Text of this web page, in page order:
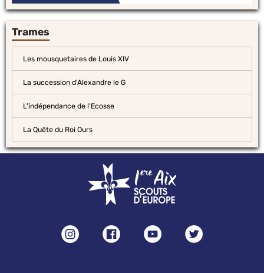
Trames
Les mousquetaires de Louis XIV
La succession d'Alexandre le G
L'indépendance de l'Ecosse
La Quête du Roi Ours